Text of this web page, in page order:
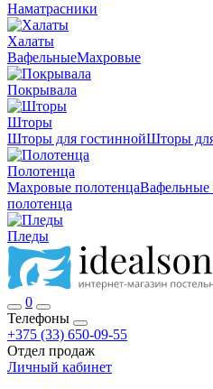
Наматрасники
Халаты
ВафельныеМахровые
Покрывала
Шторы
Шторы для гостиннойШторы
Полотенца
Махровые полотенцаВафельные
полотенца
Пледы
0
Телефоны
+375 (33) 650-09-55
Отдел продаж
Личный кабинет